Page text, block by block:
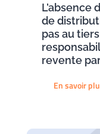
L’absence
de
pas au
revente
En savoir